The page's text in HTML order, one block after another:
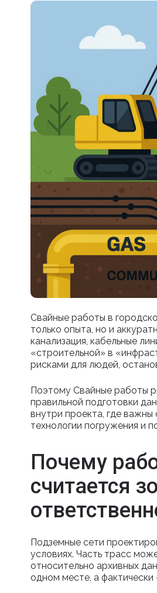
Свайные работы в
только опыта, но и
канализация, кабельные
«строительной» в
рисками для людей,
Поэтому Свайные работы
правильной подготовки
внутри проекта, где
технологии погружения и
Почему
считается
Подземные сети
условиях. Часть трасс
относительно архивных
одном месте, а